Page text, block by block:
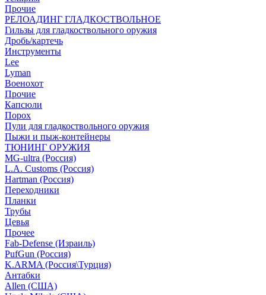
Прочие
РЕЛОАДИНГ ГЛАДКОСТВОЛЬНОЕ
Гильзы для гладкоствольного оружия
Дробь/картечь
Инструменты
Lee
Lyman
Военохот
Прочие
Капсюли
Порох
Пули для гладкоствольного оружия
Пыжи и пыж-контейнеры
ТЮНИНГ ОРУЖИЯ
MG-ultra (Россия)
L.A. Customs (Россия)
Hartman (Россия)
Переходники
Планки
Трубы
Цевья
Прочее
Fab-Defense (Израиль)
PufGun (Россия)
K.ARMA (Россия\Турция)
Антабки
Allen (США)